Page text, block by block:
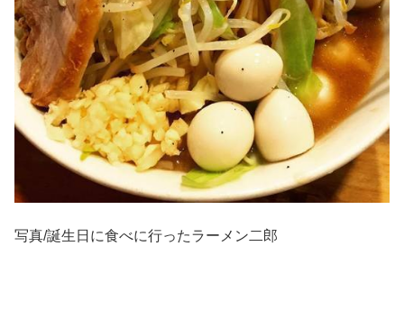
写真/誕生日に食べに行ったラーメン二郎